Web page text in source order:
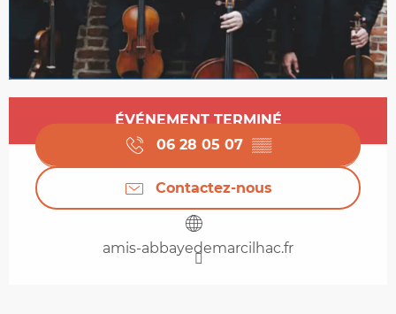
Ouverture et coordonnées
ÉVÉNEMENT TERMINÉ
06 28 05 07 ▒▒
Contactez-nous
amis-abbayedemarcilhac.fr